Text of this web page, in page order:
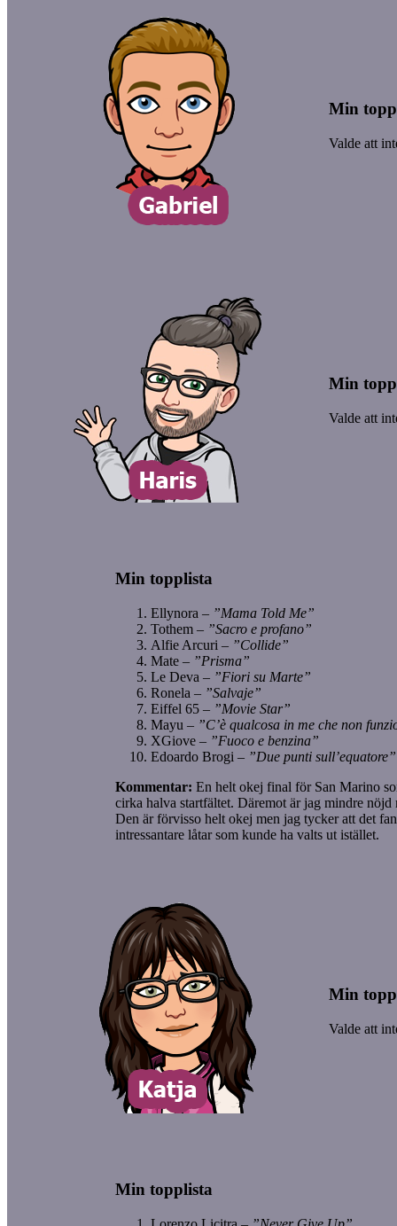
Min
Valde att
Min
Valde att
Min topplista
Ellynora – ”Mama Told Me”
Tothem – ”Sacro e profano”
Alfie Arcuri – ”Collide”
Mate – ”Prisma”
Le Deva – ”Fiori su Marte”
Ronela – ”Salvaje”
Eiffel 65 – ”Movie Star”
Mayu – ”C’è qualcosa in me che non
XGiove – ”Fuoco e benzina”
Edoardo Brogi – ”Due punti
Kommentar: En helt okej final för San Marino
cirka halva startfältet. Däremot är jag mindre nöjd
Den är förvisso helt okej men jag tycker att det
intressantare låtar som kunde ha valts ut istället.
Min
Valde att
Min topplista